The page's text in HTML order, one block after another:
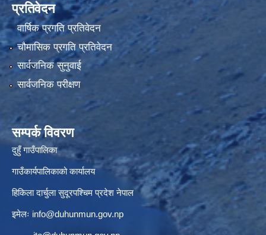
प्रतिवेदन
वार्षिक प्रगति प्रतिवेदन
चौमासिक प्रगति प्रतिवेदन
सार्वजनिक सुनुवाई
सार्वजनिक परीक्षण
सम्पर्क विवरण
दुहुँ गाउँपालिका
गाउँकार्यपालिकाको कार्यालय
हिकिला दार्चुला सुदूरपश्चिम प्रदेश नेपाल
इमेलः info@duhunmun.gov.np